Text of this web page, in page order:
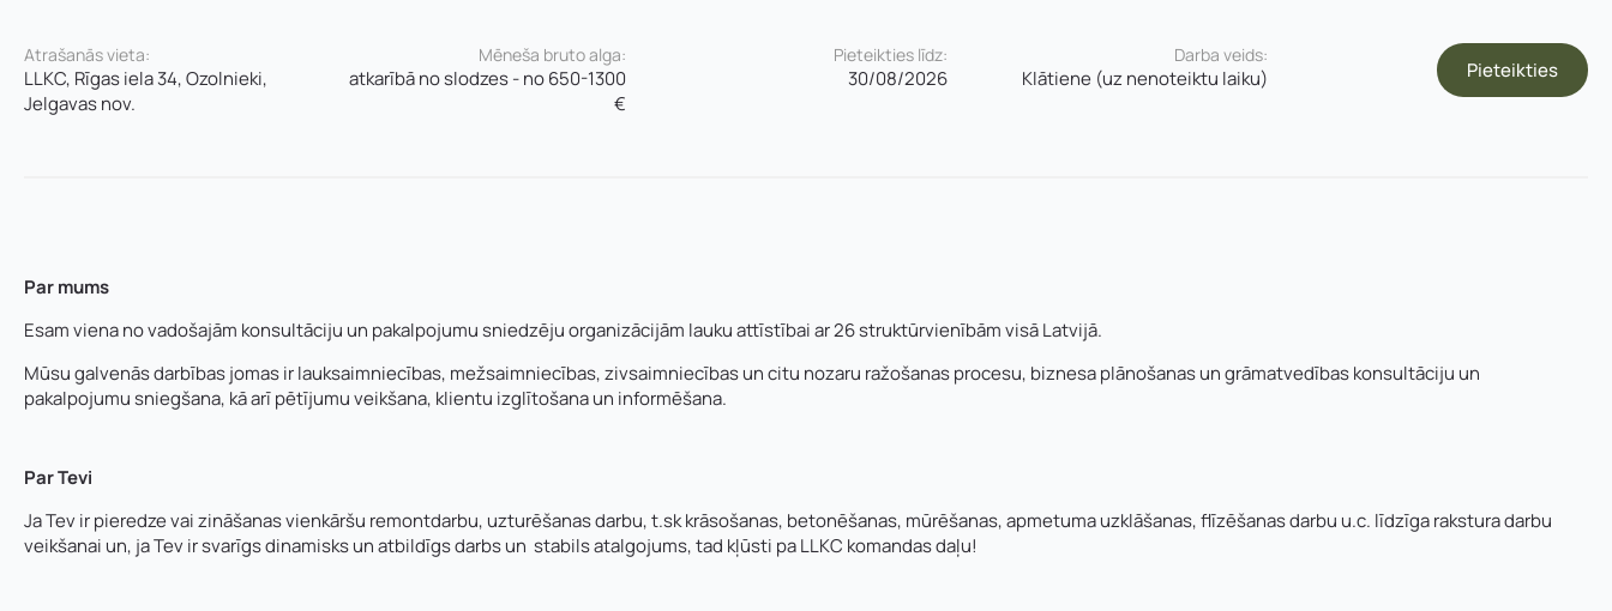
Atrašanās vieta:
LLKC, Rīgas iela 34, Ozolnieki,
Jelgavas nov.
Mēneša bruto alga:
atkarībā no slodzes - no 650-1300
€
Pieteikties līdz:
30/08/2026
Darba veids:
Klātiene (uz nenoteiktu laiku) Pieteikties
Par mums
Esam viena no vadošajām konsultāciju un pakalpojumu sniedzēju organizācijām lauku attīstībai ar 26 struktūrvienībām visā Latvijā.
Mūsu galvenās darbības jomas ir lauksaimniecības, mežsaimniecības, zivsaimniecības un citu nozaru ražošanas procesu, biznesa plānošanas un grāmatvedības konsultāciju un
pakalpojumu sniegšana, kā arī pētījumu veikšana, klientu izglītošana un informēšana.
Par Tevi
Ja Tev ir pieredze vai zināšanas vienkāršu remontdarbu, uzturēšanas darbu, t.sk krāsošanas, betonēšanas, mūrēšanas, apmetuma uzklāšanas, flīzēšanas darbu u.c. līdzīga rakstura darbu
veikšanai un, ja Tev ir svarīgs dinamisks un atbildīgs darbs un stabils atalgojums, tad kļūsti pa LLKC komandas daļu!